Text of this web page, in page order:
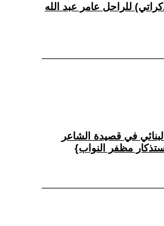
للراحل عامر عبد الله
في قصيدة الشاعر
مظفر النواب}